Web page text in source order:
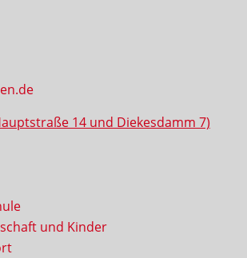
14 und Diekesdamm 7)
und Kinder